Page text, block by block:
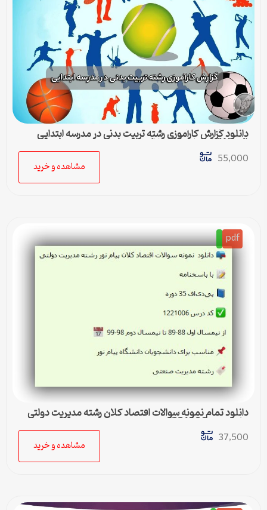
دانلود گزارش کارآموزی رشته تربیت بدنی در مدرسه ابتدایی
(Word) – کامل و آماده ارائه
55,000
مشاهده و خرید
pdf
دانلود تمام نمونه سوالات اقتصاد کلان رشته مدیریت دولتی
پیام نور کد 1221006
37,500
مشاهده و خرید